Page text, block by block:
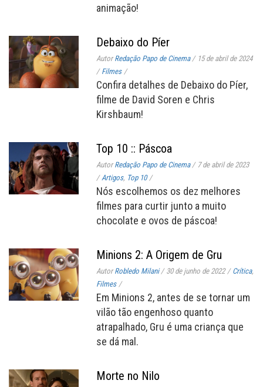
animação!
Debaixo do Píer
AutorRedação Papo de Cinema / 15 de abril de 2024
/ Filmes /
Confira detalhes de Debaixo do Píer,
filme de David Soren e Chris
Kirshbaum!
Top 10 :: Páscoa
AutorRedação Papo de Cinema / 7 de abril de 2023
/ Artigos, Top 10 /
Nós escolhemos os dez melhores
filmes para curtir junto a muito
chocolate e ovos de páscoa!
Minions 2: A Origem de Gru
AutorRobledo Milani / 30 de junho de 2022 / Crítica,
Filmes /
Em Minions 2, antes de se tornar um
vilão tão engenhoso quanto
atrapalhado, Gru é uma criança que
se dá mal.
Morte no Nilo